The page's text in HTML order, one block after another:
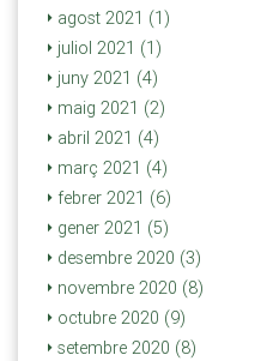
agost 2021 (1)
juliol 2021 (1)
juny 2021 (4)
maig 2021 (2)
abril 2021 (4)
març 2021 (4)
febrer 2021 (6)
gener 2021 (5)
desembre 2020 (3)
novembre 2020 (8)
octubre 2020 (9)
setembre 2020 (8)